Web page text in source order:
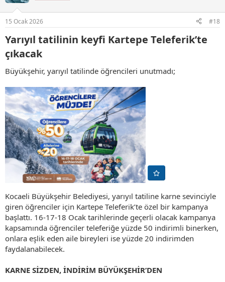
:
15 Ocak 2026 #18
Yarıyıl tatilinin keyfi Kartepe Teleferik’te
çıkacak​
Büyükşehir, yarıyıl tatilinde öğrencileri unutmadı;
Kocaeli Büyükşehir Belediyesi, yarıyıl tatiline karne sevinciyle
giren öğrenciler için Kartepe Teleferik’te özel bir kampanya
başlattı. 16-17-18 Ocak tarihlerinde geçerli olacak kampanya
kapsamında öğrenciler teleferiğe yüzde 50 indirimli binerken,
onlara eşlik eden aile bireyleri ise yüzde 20 indirimden
faydalanabilecek.
KARNE SİZDEN, İNDİRİM BÜYÜKŞEHİR’DEN